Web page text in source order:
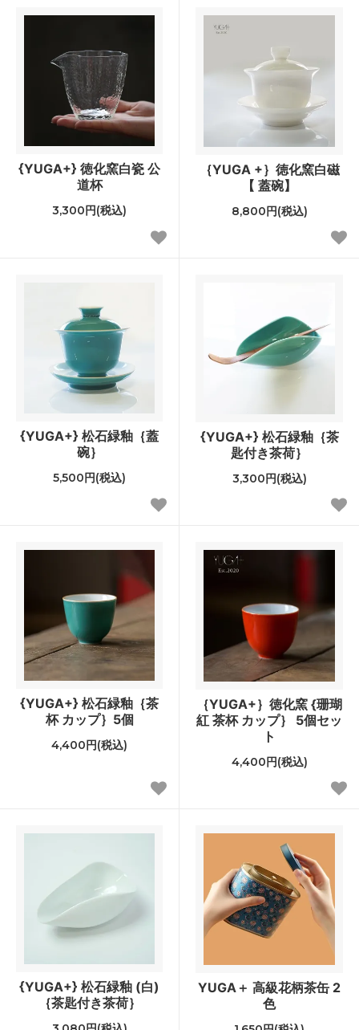
{YUGA+} 徳化窯白瓷 公
道杯
3,300円(税込)
｛YUGA +｝徳化窯白磁
【 蓋碗】
8,800円(税込)
{YUGA+} 松石緑釉｛蓋
碗｝
5,500円(税込)
{YUGA+} 松石緑釉｛茶
匙付き茶荷｝
3,300円(税込)
{YUGA+} 松石緑釉｛茶
杯 カップ｝5個
4,400円(税込)
｛YUGA+｝徳化窯 {珊瑚
紅 茶杯 カップ｝ 5個セッ
ト
4,400円(税込)
{YUGA+} 松石緑釉 (白)
｛茶匙付き茶荷｝
YUGA＋ 高級花柄茶缶 2
色